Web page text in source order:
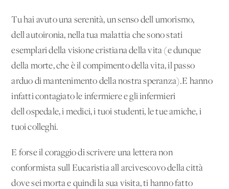
Tu hai avuto una serenità, un senso dell'umorismo,
dell'autoironia, nella tua malattia che sono stati
esemplari della visione cristiana della vita (e dunque
della morte, che è il compimento della vita, il passo
arduo di mantenimento della nostra speranza).E hanno
infatti contagiato le infermiere e gli infermieri
dell'ospedale, i medici, i tuoi studenti, le tue amiche, i
tuoi colleghi.
E forse il coraggio di scrivere una lettera non
conformista sull'Eucaristia all'arcivescovo della città
dove sei morta e quindi la sua visita, ti hanno fatto